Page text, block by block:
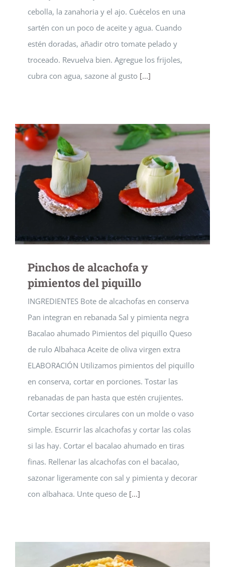
cebolla, la zanahoria y el ajo. Cuécelos en una
sartén con un poco de aceite y agua. Cuando
estén doradas, añadir otro tomate pelado y
troceado. Revuelva bien. Agregue los frijoles,
cubra con agua, sazone al gusto [...]
Pinchos de alcachofa y
pimientos del piquillo
INGREDIENTES Bote de alcachofas en conserva
Pan integran en rebanada Sal y pimienta negra
Bacalao ahumado Pimientos del piquillo Queso
de rulo Albahaca Aceite de oliva virgen extra
ELABORACIÓN Utilizamos pimientos del piquillo
en conserva, cortar en porciones. Tostar las
rebanadas de pan hasta que estén crujientes.
Cortar secciones circulares con un molde o vaso
simple. Escurrir las alcachofas y cortar las colas
si las hay. Cortar el bacalao ahumado en tiras
finas. Rellenar las alcachofas con el bacalao,
sazonar ligeramente con sal y pimienta y decorar
con albahaca. Unte queso de [...]